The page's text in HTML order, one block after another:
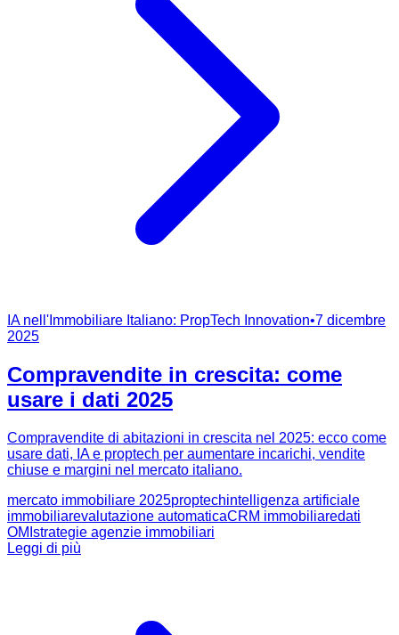
IA nell'Immobiliare Italiano: PropTech Innovation•7 dicembre
2025
Compravendite in crescita: come
usare i dati 2025
Compravendite di abitazioni in crescita nel 2025: ecco come
usare dati, IA e proptech per aumentare incarichi, vendite
chiuse e margini nel mercato italiano.
mercato immobiliare 2025proptechintelligenza artificiale
immobiliarevalutazione automaticaCRM immobiliaredati
OMI strategie agenzie immobiliari
Leggi di più